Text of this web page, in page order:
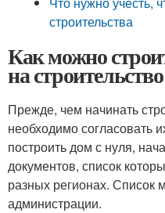
строительства
Как можно
на строительство
Прежде, чем начинать
необходимо согласовать
построить дом с нуля,
документов, список
разных регионах. Список
администрации.